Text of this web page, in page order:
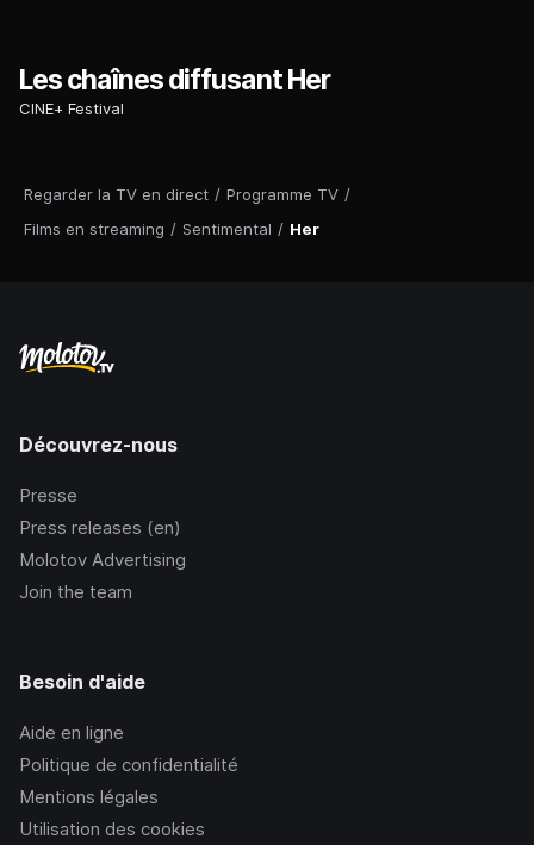
Regarder la TV en direct / Programme TV /
Films en streaming / Sentimental / Her
Les chaînes diffusant Her
CINE+ Festival
Découvrez-nous
Presse
Press releases (en)
Molotov Advertising
Join the team
Besoin d'aide
Aide en ligne
Politique de confidentialité
Mentions légales
Utilisation des cookies